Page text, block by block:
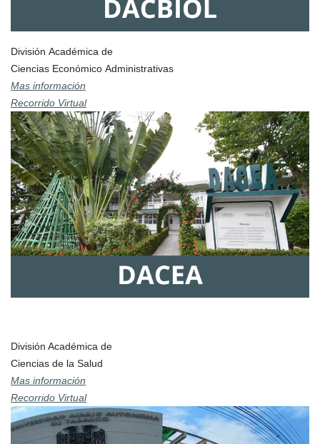
División Académica de
Ciencias Económico Administrativas
Mas información
Recorrido Virtual
División Académica de
Ciencias de la Salud
Mas información
Recorrido Virtual